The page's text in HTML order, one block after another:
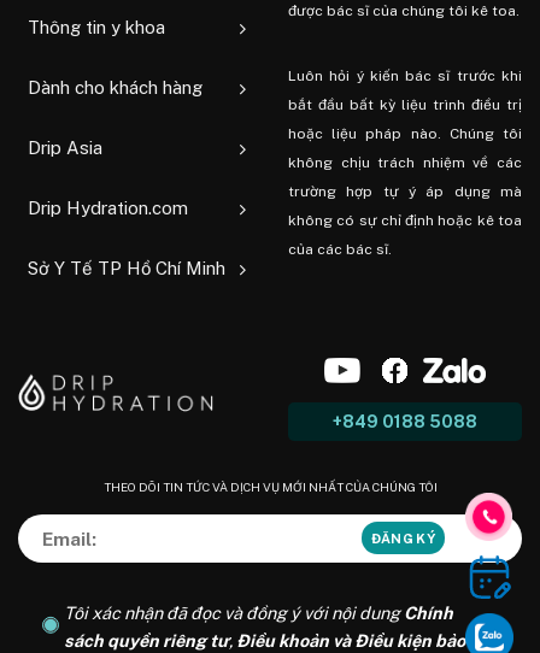
Thông tin y khoa
Dành cho khách hàng
Drip Asia
Drip Hydration.com
Sở Y Tế TP Hồ Chí Minh
được bác sĩ của chúng tôi kê toa.
Luôn hỏi ý kiến ​​bác sĩ trước khi
bắt đầu bất kỳ liệu trình điều trị
hoặc liệu pháp nào. Chúng tôi
không chịu trách nhiệm về các
trường hợp tự ý áp dụng mà
không có sự chỉ định hoặc kê toa
của các bác sĩ.
+849 0188 5088
THEO DÕI TIN TỨC VÀ DỊCH VỤ MỚI NHẤT CỦA CHÚNG TÔI
Tôi xác nhận đã đọc và đồng ý với nội dungChính
sách quyền riêng tư, Điều khoản và Điều kiện bảo